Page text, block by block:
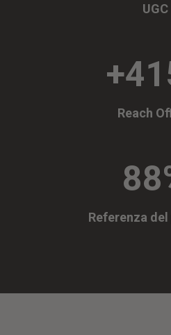
UGC
Reach
88
Referenza